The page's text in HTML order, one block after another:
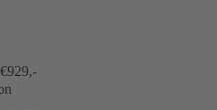
929,-